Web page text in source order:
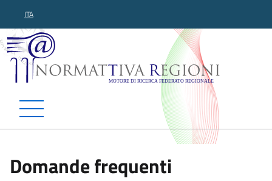
ITA
Normattiva Regioni -
Domande frequenti